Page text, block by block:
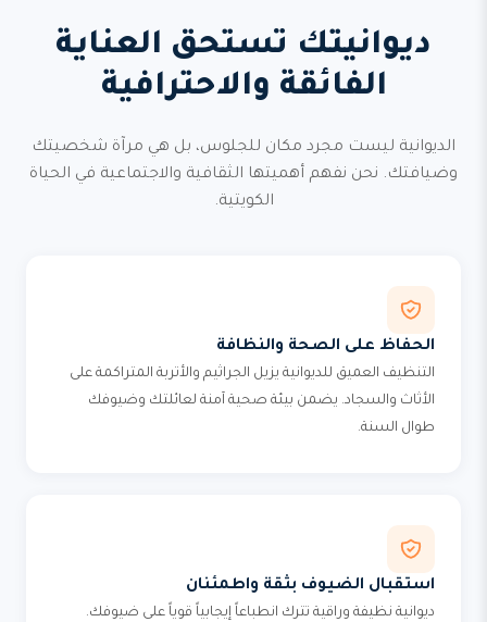
ديوانيتك تستحق العناية
الفائقة والاحترافية
الديوانية ليست مجرد مكان للجلوس، بل هي مرآة شخصيتك
وضيافتك. نحن نفهم أهميتها الثقافية والاجتماعية في الحياة
الكويتية.
الحفاظ على الصحة والنظافة
التنظيف العميق للديوانية يزيل الجراثيم والأتربة المتراكمة على
الأثاث والسجاد. يضمن بيئة صحية آمنة لعائلتك وضيوفك
طوال السنة.
استقبال الضيوف بثقة واطمئنان
ديوانية نظيفة وراقية تترك انطباعاً إيجابياً قوياً على ضيوفك.